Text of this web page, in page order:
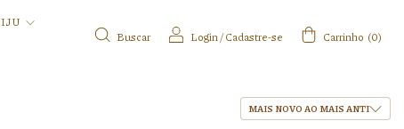
Buscar Login/Cadastre-se Carrinho (0)